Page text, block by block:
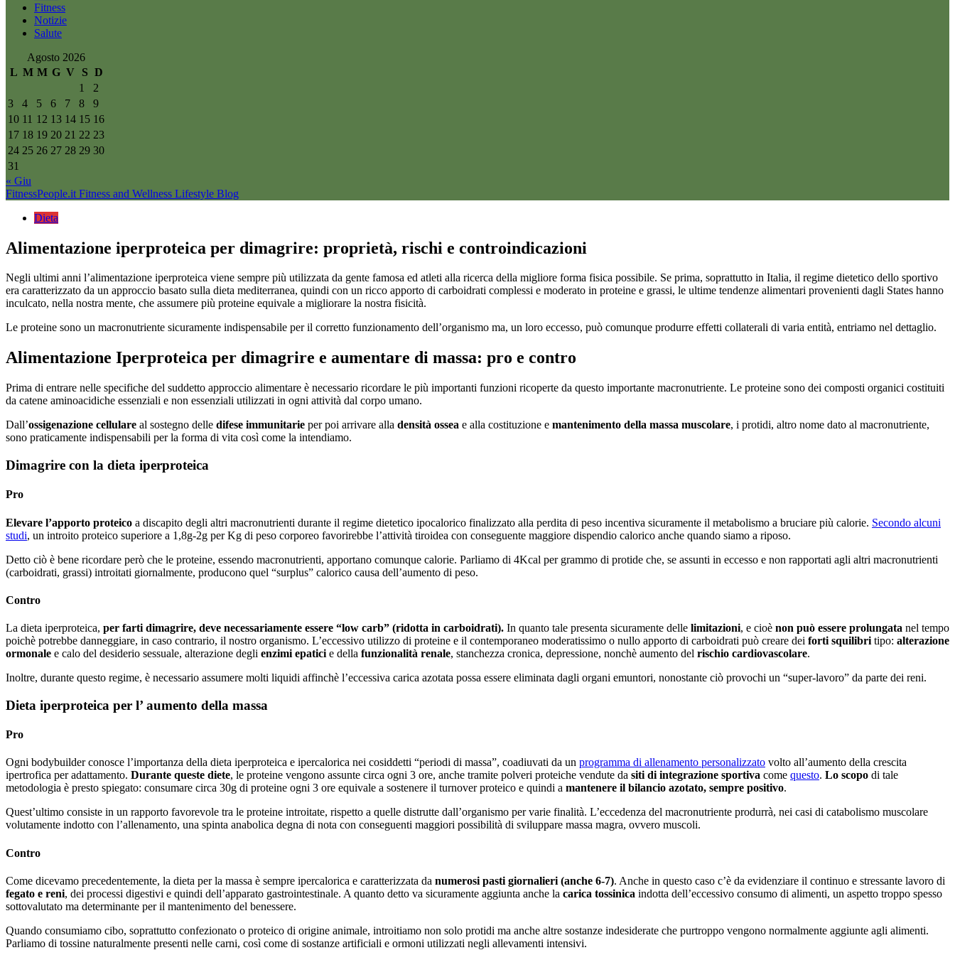
Fitness
Notizie
Salute
Agosto 2026
L M M G V S D
1
2
3
4 5 6 7 8
9
10 11 12 13 14 15 16
17 18 19 20 21 22 23
24 25 26 27 28 29 30
31
« Giu
FitnessPeople.it Fitness and Wellness Lifestyle Blog
Dieta
Alimentazione iperproteica per dimagrire: proprietà, rischi e controindicazioni
Negli ultimi anni l’alimentazione iperproteica viene sempre più utilizzata da gente famosa ed atleti alla ricerca della migliore forma fisica possibile. Se prima, soprattutto in Italia, il regime dietetico dello sportivo
era caratterizzato da un approccio basato sulla dieta mediterranea, quindi con un ricco apporto di carboidrati complessi e moderato in proteine e grassi, le ultime tendenze alimentari provenienti dagli States hanno
inculcato, nella nostra mente, che assumere più proteine equivale a migliorare la nostra fisicità.
Le proteine sono un macronutriente sicuramente indispensabile per il corretto funzionamento dell’organismo ma, un loro eccesso, può comunque produrre effetti collaterali di varia entità, entriamo nel dettaglio.
Alimentazione Iperproteica per dimagrire e aumentare di massa: pro e contro
Prima di entrare nelle specifiche del suddetto approccio alimentare è necessario ricordare le più importanti funzioni ricoperte da questo importante macronutriente. Le proteine sono dei composti organici costituiti
da catene aminoacidiche essenziali e non essenziali utilizzati in ogni attività dal corpo umano.
Dall’ossigenazione cellulare al sostegno delle difese immunitarie per poi arrivare alla densità ossea e alla costituzione e mantenimento della massa muscolare, i protidi, altro nome dato al macronutriente,
sono praticamente indispensabili per la forma di vita così come la intendiamo.
Dimagrire con la dieta iperproteica
Pro
Elevare l’apporto proteico a discapito degli altri macronutrienti durante il regime dietetico ipocalorico finalizzato alla perdita di peso incentiva sicuramente il metabolismo a bruciare più calorie. Secondo alcuni
studi, un introito proteico superiore a 1,8g-2g per Kg di peso corporeo favorirebbe l’attività tiroidea con conseguente maggiore dispendio calorico anche quando siamo a riposo.
Detto ciò è bene ricordare però che le proteine, essendo macronutrienti, apportano comunque calorie. Parliamo di 4Kcal per grammo di protide che, se assunti in eccesso e non rapportati agli altri macronutrienti
(carboidrati, grassi) introitati giornalmente, producono quel “surplus” calorico causa dell’aumento di peso.
Contro
La dieta iperproteica, per farti dimagrire, deve necessariamente essere “low carb” (ridotta in carboidrati). In quanto tale presenta sicuramente delle limitazioni, e cioè non può essere prolungata nel tempo
poichè potrebbe danneggiare, in caso contrario, il nostro organismo. L’eccessivo utilizzo di proteine e il contemporaneo moderatissimo o nullo apporto di carboidrati può creare dei forti squilibri tipo: alterazione
ormonale e calo del desiderio sessuale, alterazione degli enzimi epatici e della funzionalità renale, stanchezza cronica, depressione, nonchè aumento del rischio cardiovascolare.
Inoltre, durante questo regime, è necessario assumere molti liquidi affinchè l’eccessiva carica azotata possa essere eliminata dagli organi emuntori, nonostante ciò provochi un “super-lavoro” da parte dei reni.
Dieta iperproteica per l’ aumento della massa
Pro
Ogni bodybuilder conosce l’importanza della dieta iperproteica e ipercalorica nei cosiddetti “periodi di massa”, coadiuvati da un programma di allenamento personalizzato volto all’aumento della crescita
ipertrofica per adattamento. Durante queste diete, le proteine vengono assunte circa ogni 3 ore, anche tramite polveri proteiche vendute da siti di integrazione sportiva come questo. Lo scopo di tale
metodologia è presto spiegato: consumare circa 30g di proteine ogni 3 ore equivale a sostenere il turnover proteico e quindi a mantenere il bilancio azotato, sempre positivo.
Quest’ultimo consiste in un rapporto favorevole tra le proteine introitate, rispetto a quelle distrutte dall’organismo per varie finalità. L’eccedenza del macronutriente produrrà, nei casi di catabolismo muscolare
volutamente indotto con l’allenamento, una spinta anabolica degna di nota con conseguenti maggiori possibilità di sviluppare massa magra, ovvero muscoli.
Contro
Come dicevamo precedentemente, la dieta per la massa è sempre ipercalorica e caratterizzata da numerosi pasti giornalieri (anche 6-7). Anche in questo caso c’è da evidenziare il continuo e stressante lavoro di
fegato e reni, dei processi digestivi e quindi dell’apparato gastrointestinale. A quanto detto va sicuramente aggiunta anche la carica tossinica indotta dell’eccessivo consumo di alimenti, un aspetto troppo spesso
sottovalutato ma determinante per il mantenimento del benessere.
Quando consumiamo cibo, soprattutto confezionato o proteico di origine animale, introitiamo non solo protidi ma anche altre sostanze indesiderate che purtroppo vengono normalmente aggiunte agli alimenti.
Parliamo di tossine naturalmente presenti nelle carni, così come di sostanze artificiali e ormoni utilizzati negli allevamenti intensivi.